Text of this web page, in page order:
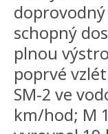
schopný
plnou
poprvé
SM-2 ve
km/hod; M